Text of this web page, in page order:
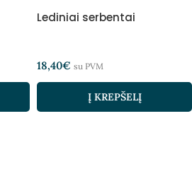
Lediniai serbentai
18,40€ su PVM
Į KREPŠELĮ